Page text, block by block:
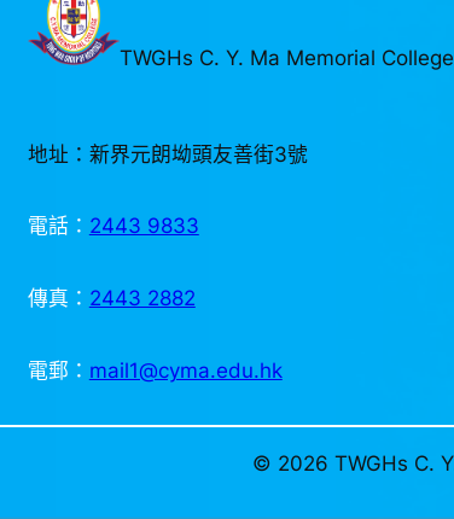
TWGHs C. Y. Ma Memorial College
地址：新界元朗坳頭友善街3號
電話： 2443 9833
傳真： 2443 2882
電郵： mail1@cyma.edu.hk
© 2026 TWGHs C.